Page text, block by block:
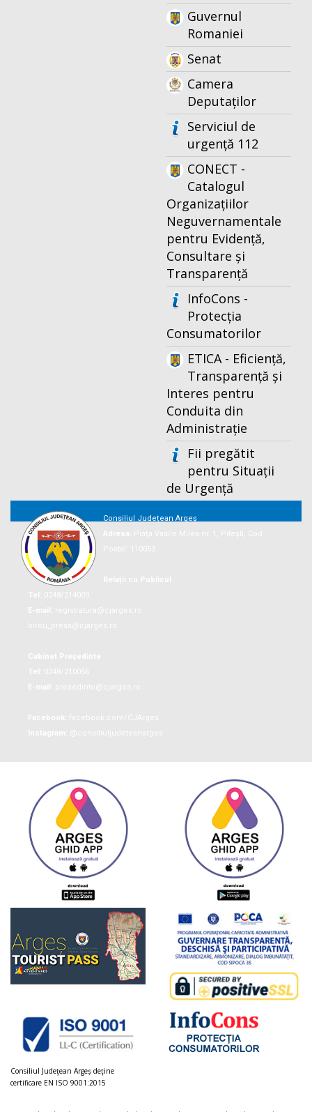
Guvernul
Romaniei
Senat
Camera
Deputaților
Serviciul de
urgență 112
CONECT -
Catalogul
Organizațiilor
Neguvernamentale
pentru Evidență,
Consultare și
Transparență
InfoCons -
Protecția
Consumatorilor
ETICA - Eficiență,
Transparență și
Interes pentru
Conduita din
Administrație
Fii pregătit
pentru Situații
de Urgență
Consiliul Județean Argeș
Consiliul Judeţean Argeș deţine
certificare EN ISO 9001:2015